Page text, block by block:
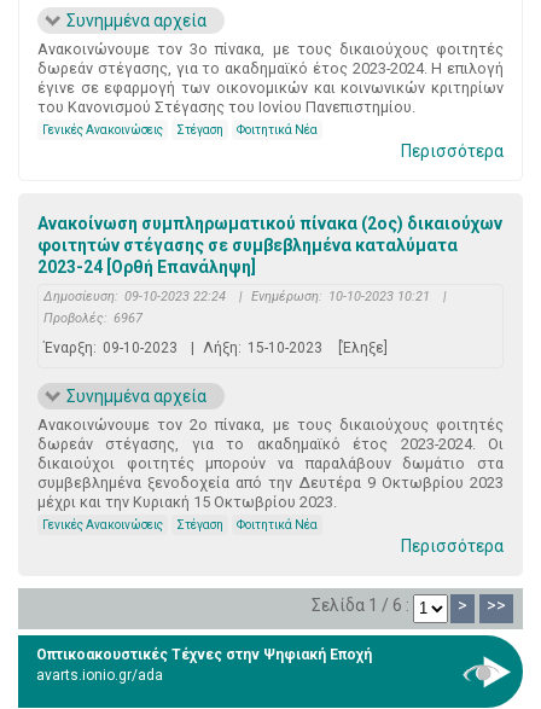
Συνημμένα αρχεία
Ανακοινώνουμε τον 3ο πίνακα, με τους δικαιούχους φοιτητές
δωρεάν στέγασης, για το ακαδημαϊκό έτος 2023-2024. Η επιλογή
έγινε σε εφαρμογή των οικονομικών και κοινωνικών κριτηρίων
του Κανονισμού Στέγασης του Ιονίου Πανεπιστημίου.
Γενικές Ανακοινώσεις Στέγαση Φοιτητικά Νέα
Περισσότερα
Ανακοίνωση συμπληρωματικού πίνακα (2ος) δικαιούχων
φοιτητών στέγασης σε συμβεβλημένα καταλύματα
2023-24 [Ορθή Επανάληψη]
Δημοσίευση: 09-10-2023 22:24 | Ενημέρωση: 10-10-2023 10:21
|
Προβολές: 6967
Έναρξη: 09-10-2023 Λήξη: 15-10-2023 [Έληξε]
Συνημμένα αρχεία
Ανακοινώνουμε τον 2ο πίνακα, με τους δικαιούχους φοιτητές
δωρεάν στέγασης, για το ακαδημαϊκό έτος 2023-2024. Οι
δικαιούχοι φοιτητές μπορούν να παραλάβουν δωμάτιο στα
συμβεβλημένα ξενοδοχεία από την Δευτέρα 9 Οκτωβρίου 2023
μέχρι και την Κυριακή 15 Οκτωβρίου 2023.
Γενικές Ανακοινώσεις Στέγαση Φοιτητικά Νέα
Περισσότερα
Σελίδα 1 / 6 : > >>
Οπτικοακουστικές Τέχνες στην Ψηφιακή Εποχή
avarts.ionio.gr/ada